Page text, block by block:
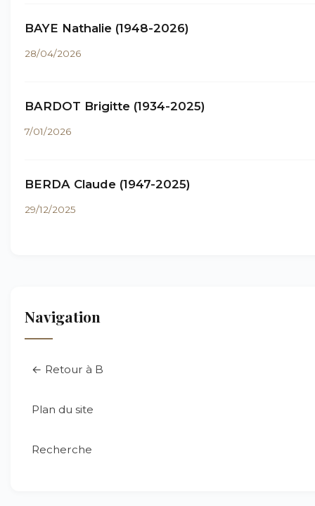
BAYE Nathalie (1948-2026)
28/04/2026
BARDOT Brigitte (1934-2025)
7/01/2026
BERDA Claude (1947-2025)
29/12/2025
Navigation
← Retour à B
Plan du site
Recherche